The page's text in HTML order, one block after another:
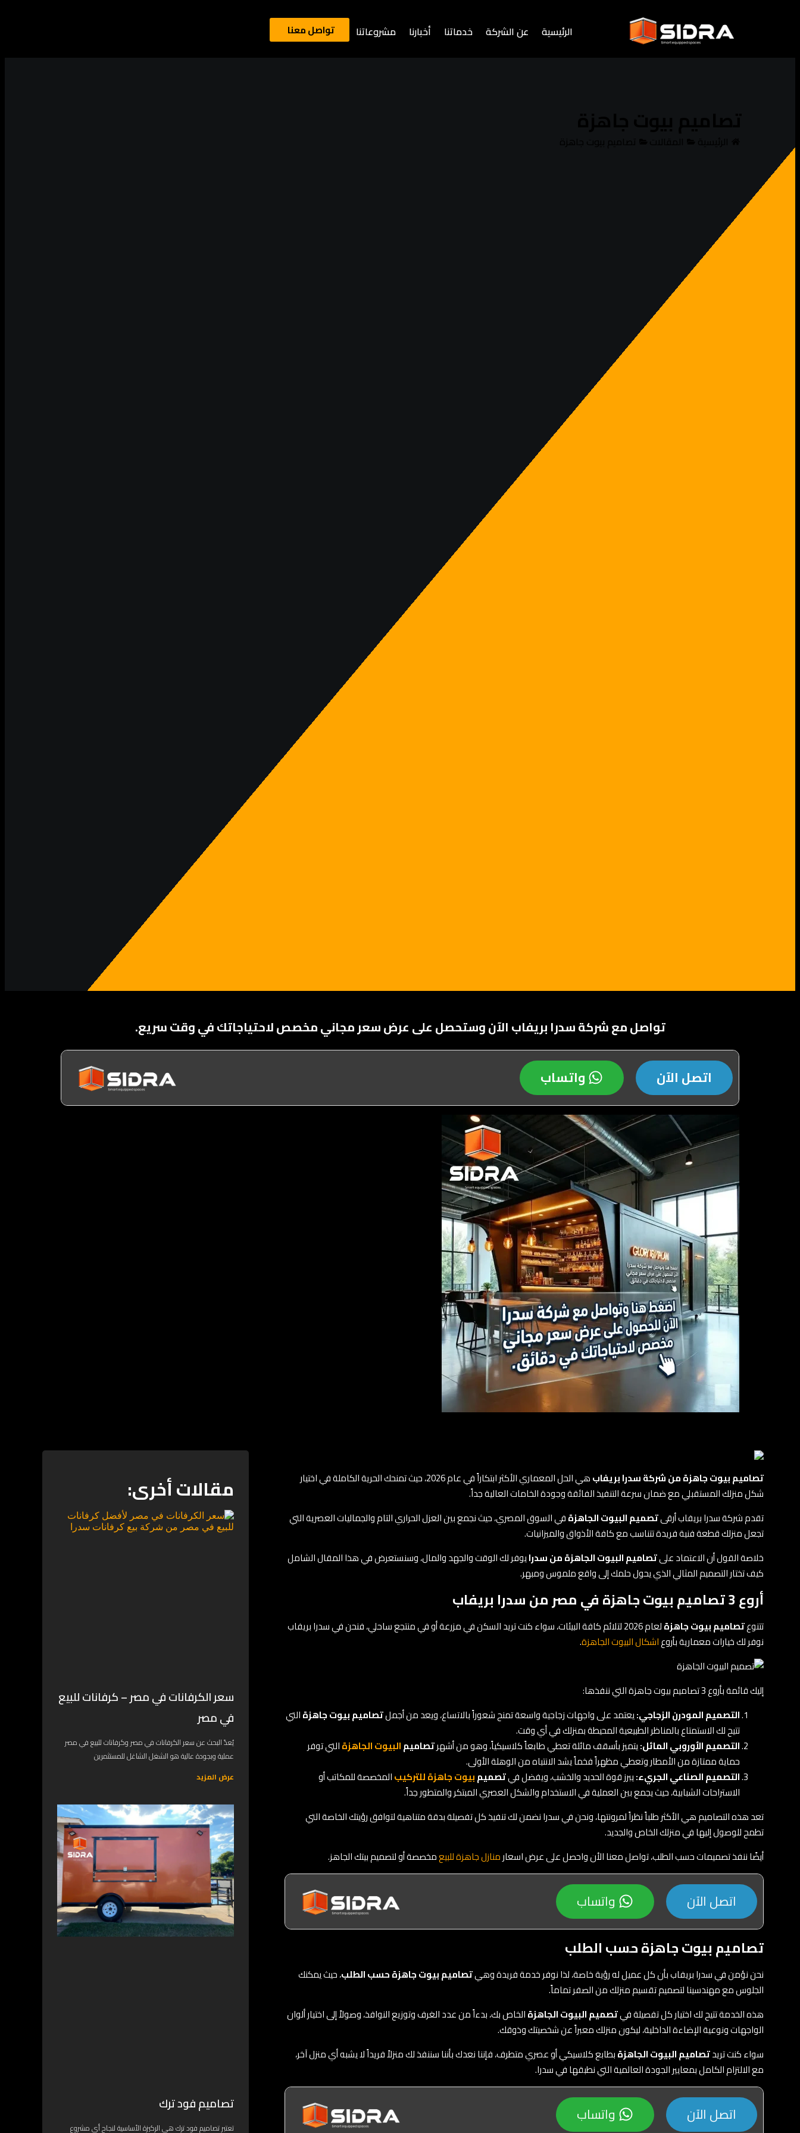
الرئيسية عن الشركة خدماتنا أخبارنا مشروعاتنا تواصل معنا
تواصل مع شركة سدرا بريفاب الآن وستحصل على عرض سعر مجاني مخصص لاحتياجاتك في وقت سريع.
اتصل الآن واتساب
تصاميم بيوت جاهزة من شركة سدرا بريفاب
هي الحل المعماري الأكثر ابتكاراً في عام 2026، حيث تمنحك الحرية الكاملة في اختيار
شكل منزلك المستقبلي مع ضمان سرعة التنفيذ الفائقة وجودة الخامات العالية جداً.
تقدم شركة سدرا بريفاب أرقىتصميم البيوت الجاهزةفي السوق المصري، حيث نجمع بين العزل الحراري التام والجماليات العصرية التي
تجعل منزلك قطعة فنية فريدة تتناسب مع كافة الأذواق والميزانيات.
خلاصة القول أن الاعتماد علىتصاميم البيوت الجاهزة من سدرايوفر لك الوقت والجهد والمال، وسنستعرض في هذا المقال الشامل
كيف تختار التصميم المثالي الذي يحول حلمك إلى واقع ملموس ومبهر.
أروع 3 تصاميم بيوت جاهزة في مصر من سدرا بريفاب
تتنوعتصاميم بيوت جاهزة
لعام 2026 لتلائم كافة البيئات، سواء كنت تريد السكن في مزرعة أو في منتجع ساحلي، فنحن في سدرا بريفاب
نوفر لك خيارات معمارية بأروعاشكال البيوت الجاهزة.
إليك قائمة بأروع 3 تصاميم بيوت جاهزة التي ننفذها:
التصميم المودرن الزجاجي:يعتمد على واجهات زجاجية واسعة تمنح شعوراً بالاتساع، ويعد من أجملتصاميم بيوت جاهزةالتي
تتيح لك الاستمتاع بالمناظر الطبيعية المحيطة بمنزلك في أي وقت.
التصميم الأوروبي المائل:يتميز بأسقف مائلة تعطي طابعاً كلاسيكياً، وهو من أشهرتصاميمالبيوت الجاهزةالتي توفر
حماية ممتازة من الأمطار وتعطي مظهراً فخماً يشد الانتباه من الوهلة الأولى.
التصميم الصناعي الجريء:يبرز قوة الحديد والخشب، ويفضل فيتصميمبيوت جاهزة للتركيبالمخصصة للمكاتب أو
الاستراحات الشبابية، حيث يجمع بين العملية في الاستخدام والشكل العصري المبتكر والمتطور جداً.
تعد هذه التصاميم هي الأكثر طلباً نظراً لمرونتها، ونحن في سدرا نضمن لك تنفيذ كل تفصيلة بدقة متناهية لتوافق رؤيتك الخاصة التي
تطمح للوصول إليها في منزلك الخاص والجديد.
أيضًا ننفذ تصميمات حسب الطلب، تواصل معنا الأن واحصل على عرض اسعارمنازل جاهزة للبيعمخصصة أو لتصميم بيتك الجاهز.
اتصل الآن واتساب
تصاميم بيوت جاهزة حسب الطلب
نحن نؤمن في سدرا بريفاب بأن كل عميل له رؤية خاصة، لذا نوفر خدمة فريدة وهيتصاميم بيوت جاهزة حسب الطلب، حيث يمكنك
الجلوس مع مهندسينا لتصميم تقسيم منزلك من الصفر تماماً.
هذه الخدمة تتيح لك اختيار كل تفصيلة فيتصميم البيوت الجاهزةالخاص بك، بدءاً من عدد الغرف وتوزيع النوافذ، وصولاً إلى اختيار ألوان
الواجهات ونوعية الإضاءة الداخلية، ليكون منزلك معبراً عن شخصيتك وذوقك.
سواء كنت تريدتصاميم البيوت الجاهزةبطابع كلاسيكي أو عصري متطرف، فإننا نعدك بأننا سننفذ لك منزلاً فريداً لا يشبه أي منزل آخر،
مع الالتزام الكامل بمعايير الجودة العالمية التي نطبقها في سدرا.
اتصل الآن واتساب
مقالات أخرى:
سعر الكرفانات في مصر – كرفانات للبيع
في مصر
يُعدّ البحث عن سعر الكرفانات في مصر وكرفانات للبيع في مصر
عملية وبجودة عالية هو الشغل الشاغل للمستثمرين
عرض المزيد
تصاميم فود ترك
تعتبر تصاميم فود ترك هي الركيزة الأساسية لنجاح أي مشروع